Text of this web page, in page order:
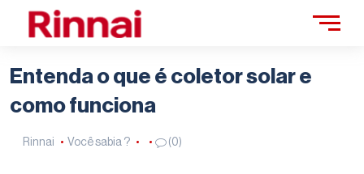
Entenda o que é coletor solar e
como funciona
Rinnai Você sabia ? (0)